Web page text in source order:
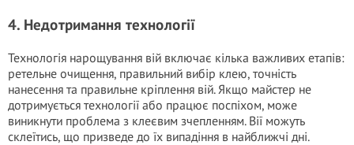
4. Недотримання технології
Технологія нарощування вій включає кілька важливих етапів:
ретельне очищення, правильний вибір клею, точність
нанесення та правильне кріплення вій. Якщо майстер не
дотримується технології або працює поспіхом, може
виникнути проблема з клеєвим зчепленням. Вії можуть
склеїтись, що призведе до їх випадіння в найближчі дні.